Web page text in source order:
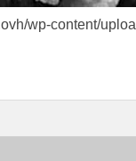
wp-content/